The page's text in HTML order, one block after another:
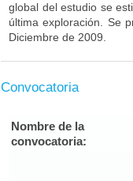
global del estudio se
última exploración. Se
Diciembre de 2009.
Convocatoria
Nombre de la
convocatoria: